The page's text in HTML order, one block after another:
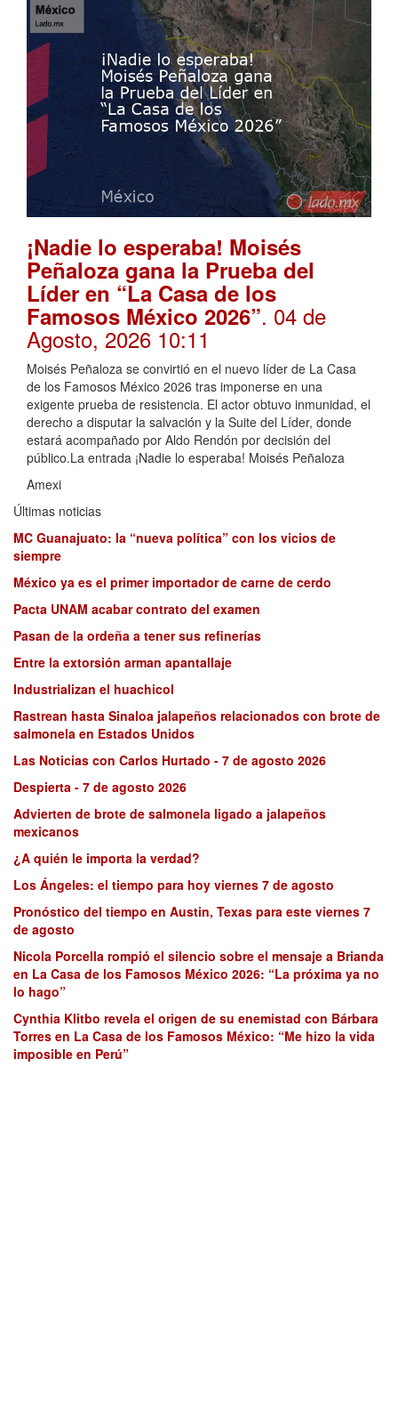
¡Nadie lo esperaba! Moisés
Peñaloza gana la Prueba del
Líder en “La Casa de los
Famosos México 2026”. 04 de
Agosto, 2026 10:11
Moisés Peñaloza se convirtió en el nuevo líder de La Casa
de los Famosos México 2026 tras imponerse en una
exigente prueba de resistencia. El actor obtuvo inmunidad, el
derecho a disputar la salvación y la Suite del Líder, donde
estará acompañado por Aldo Rendón por decisión del
público.La entrada ¡Nadie lo esperaba! Moisés Peñaloza
Amexi
Últimas noticias
MC Guanajuato: la “nueva política” con los vicios de
siempre
México ya es el primer importador de carne de cerdo
Pacta UNAM acabar contrato del examen
Pasan de la ordeña a tener sus refinerías
Entre la extorsión arman apantallaje
Industrializan el huachicol
Rastrean hasta Sinaloa jalapeños relacionados con brote de
salmonela en Estados Unidos
Las Noticias con Carlos Hurtado - 7 de agosto 2026
Despierta - 7 de agosto 2026
Advierten de brote de salmonela ligado a jalapeños
mexicanos
¿A quién le importa la verdad?
Los Ángeles: el tiempo para hoy viernes 7 de agosto
Pronóstico del tiempo en Austin, Texas para este viernes 7
de agosto
Nicola Porcella rompió el silencio sobre el mensaje a Brianda
en La Casa de los Famosos México 2026: “La próxima ya no
lo hago”
Cynthia Klitbo revela el origen de su enemistad con Bárbara
Torres en La Casa de los Famosos México: “Me hizo la vida
imposible en Perú”